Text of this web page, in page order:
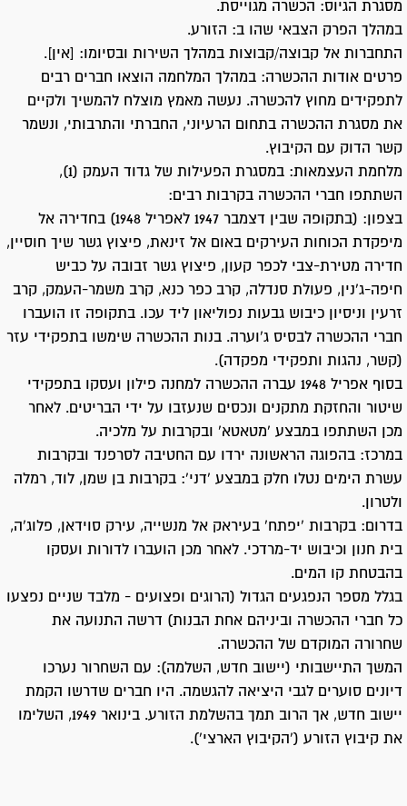
מסגרת הגיוס: הכשרה מגוייסת.
במהלך הפרק הצבאי שהו ב: הזורע.
התחברות אל קבוצה/קבוצות במהלך השירות ובסיומו: [אין].
פרטים אודות ההכשרה: במהלך המלחמה הוצאו חברים רבים
לתפקידים מחוץ להכשרה. נעשה מאמץ מוצלח להמשיך ולקיים
את מסגרת ההכשרה בתחום הרעיוני, החברתי והתרבותי, ונשמר
קשר הדוק עם הקיבוץ.
מלחמת העצמאות: במסגרת הפעילות של גדוד העמק (1),
השתתפו חברי ההכשרה בקרבות רבים:
בצפון: (בתקופה שבין דצמבר 1947 לאפריל 1948) בחדירה אל
מיפקדת הכוחות העירקים באום אל זינאת, פיצוץ גשר שיך חוסיין,
חדירה מטירת-צבי לכפר קעון, פיצוץ גשר זבובה על כביש
חיפה-ג'נין, פעולת סנדלה, קרב כפר כנא, קרב משמר-העמק, קרב
זרעין וניסיון כיבוש גבעות נפוליאון ליד עכו. בתקופה זו הועברו
חברי ההכשרה לבסיס ג'וערה. בנות ההכשרה שימשו בתפקידי עזר
(קשר, נהגות ותפקידי מפקדה).
בסוף אפריל 1948 עברה ההכשרה למחנה פילון ועסקו בתפקידי
שיטור והחזקת מתקנים ונכסים שנעזבו על ידי הבריטים. לאחר
מכן השתתפו במבצע 'מטאטא' ובקרבות על מלכיה.
במרכז: בהפוגה הראשונה ירדו עם החטיבה לסרפנד ובקרבות
עשרת הימים נטלו חלק במבצע 'דני': בקרבות בן שמן, לוד, רמלה
ולטרון.
בדרום: בקרבות 'יפתח' בעיראק אל מנשייה, עירק סוידאן, פלוג'ה,
בית חנון וכיבוש יד-מרדכי. לאחר מכן הועברו לדורות ועסקו
בהבטחת קו המים.
בגלל מספר הנפגעים הגדול (הרוגים ופצועים - מלבד שניים נפצעו
כל חברי ההכשרה וביניהם אחת הבנות) דרשה התנועה את
שחרורה המוקדם של ההכשרה.
המשך התיישבותי (יישוב חדש, השלמה): עם השחרור נערכו
דיונים סוערים לגבי היציאה להגשמה. היו חברים שדרשו הקמת
יישוב חדש, אך הרוב תמך בהשלמת הזורע. בינואר 1949, השלימו
את קיבוץ הזורע ('הקיבוץ הארצי').